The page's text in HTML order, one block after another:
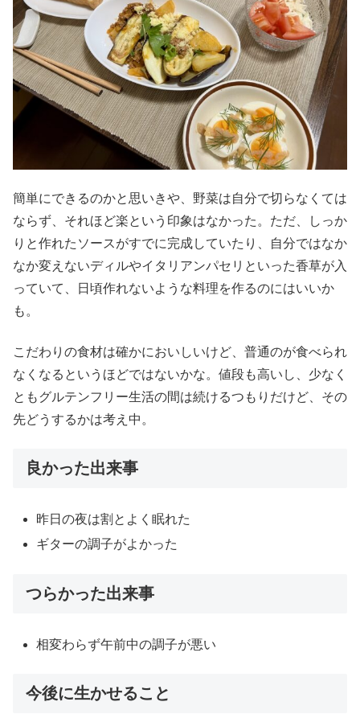
簡単にできるのかと思いきや、野菜は自分で切らなくては
ならず、それほど楽という印象はなかった。ただ、しっか
りと作れたソースがすでに完成していたり、自分ではなか
なか変えないディルやイタリアンパセリといった香草が入
っていて、日頃作れないような料理を作るのにはいいか
も。
こだわりの食材は確かにおいしいけど、普通のが食べられ
なくなるというほどではないかな。値段も高いし、少なく
ともグルテンフリー生活の間は続けるつもりだけど、その
先どうするかは考え中。
良かった出来事
昨日の夜は割とよく眠れた
ギターの調子がよかった
つらかった出来事
相変わらず午前中の調子が悪い
今後に生かせること